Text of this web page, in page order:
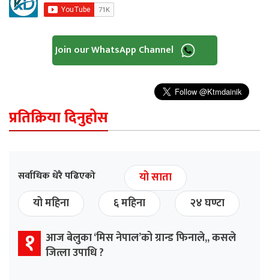
Join our WhatsApp Channel
प्रतिक्रिया दिनुहोस
सर्वाधिक धेरै पढिएको
यो साता
यो महिना
६ महिना २४ घण्टा
१ आज बेलुका ‘मिस नेपाल’को ग्रान्ड फिनाले,, कसले
जित्ला उपाधि ?